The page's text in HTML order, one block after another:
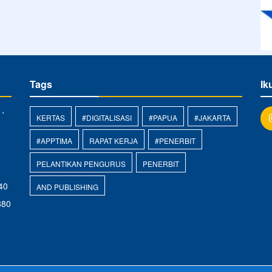
Tags
KERTAS #DIGITALISASI #PAPUA #JAKARTA
#APPTIMA RAPAT KERJA #PENERBIT
PELANTIKAN PENGURUS PENERBIT
AND PUBLISHING